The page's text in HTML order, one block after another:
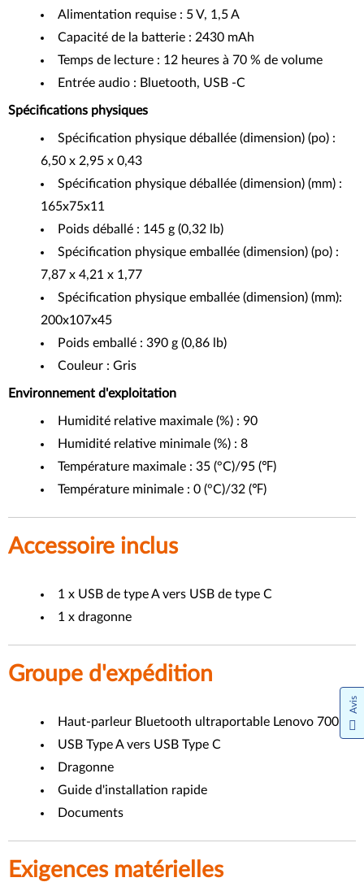
Alimentation requise : 5 V, 1,5 A
Capacité de la batterie : 2430 mAh
Temps de lecture : 12 heures à 70 % de volume
Entrée audio : Bluetooth, USB -C
Spécifications physiques
Spécification physique déballée (dimension) (po) :
6,50 x 2,95 x 0,43
Spécification physique déballée (dimension) (mm) :
165x75x11
Poids déballé : 145 g (0,32 lb)
Spécification physique emballée (dimension) (po) :
7,87 x 4,21 x 1,77
Spécification physique emballée (dimension) (mm):
200x107x45
Poids emballé : 390 g (0,86 lb)
Couleur : Gris
Environnement d'exploitation
Humidité relative maximale (%) : 90
Humidité relative minimale (%) : 8
Température maximale : 35 (°C)/95 (℉)
Température minimale : 0 (°C)/32 (℉)
Accessoire inclus
1 x USB de type A vers USB de type C
1 x dragonne
Groupe d'expédition
Haut-parleur Bluetooth ultraportable Lenovo 700
USB Type A vers USB Type C
Dragonne
Guide d'installation rapide
Documents
Exigences matérielles
Avis